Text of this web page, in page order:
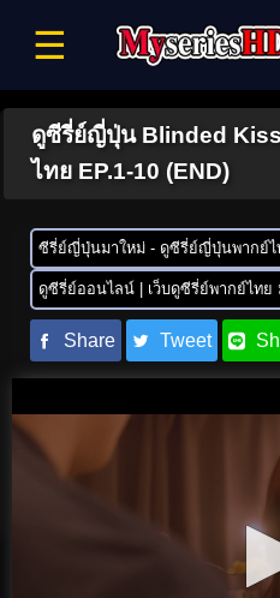
☰
ดูซีรี่ย์ญี่ปุ่น Blinded
ไทย EP.1-10 (END)
ซีรี่ย์ญี่ปุ่นมาใหม่ - ดูซีรี่ย์ญี่ปุ่นพากย์ไท
ดูซีรี่ย์ออนไลน์ | เว็บดูซีรี่ย์พากย์ไทย
Share Tweet